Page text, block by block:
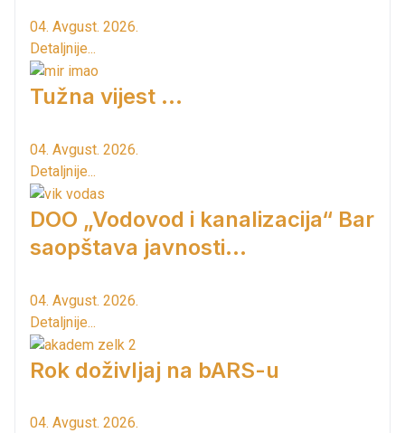
04. Avgust. 2026.
Detaljnije...
Tužna vijest ...
04. Avgust. 2026.
Detaljnije...
DOO „Vodovod i kanalizacija“ Bar
saopštava javnosti...
04. Avgust. 2026.
Detaljnije...
Rok doživljaj na bARS-u
04. Avgust. 2026.